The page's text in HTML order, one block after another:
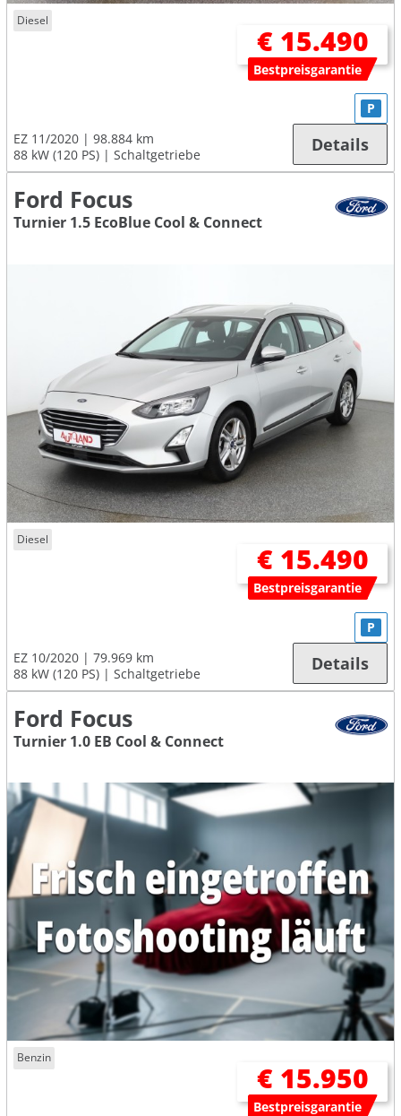
Diesel
€ 15.490
Bestpreisgarantie
EZ 11/2020
98.884 km
88 kW (120 PS)
Schaltgetriebe
P
Details
Ford Focus
Turnier 1.5 EcoBlue Cool & Connect
Diesel
€ 15.490
Bestpreisgarantie
EZ 10/2020
79.969 km
88 kW (120 PS)
Schaltgetriebe
P
Details
Ford Focus
Turnier 1.0 EB Cool & Connect
Benzin
€ 15.950
Bestpreisgarantie